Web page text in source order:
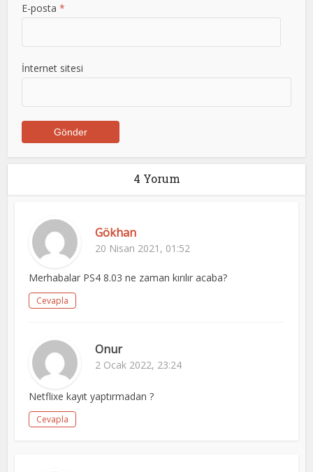
E-posta*
İnternet sitesi
4 Yorum
Gökhan
20 Nisan 2021, 01:52
Merhabalar PS4 8.03 ne zaman kırılır acaba?
Cevapla
Onur
2 Ocak 2022, 23:24
Netflixe kayıt yaptırmadan ?
Cevapla